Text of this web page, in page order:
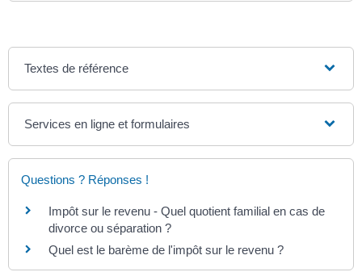
Textes de référence
Services en ligne et formulaires
Questions ? Réponses !
Impôt sur le revenu - Quel quotient familial en cas de
divorce ou séparation ?
Quel est le barème de l'impôt sur le revenu ?